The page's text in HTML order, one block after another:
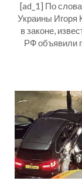
[ad_1] По
Украины Игоря
в законе,
РФ объявили